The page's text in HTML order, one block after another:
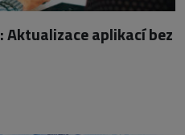
Aktualizace aplikací bez